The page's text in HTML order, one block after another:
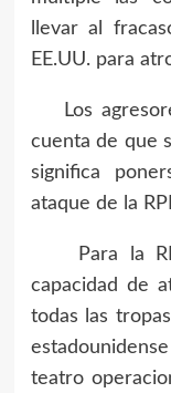
llevar al
EE.UU. para
Los
cuenta de que
significa
ataque de la
Para la
capacidad de
todas las
teatro